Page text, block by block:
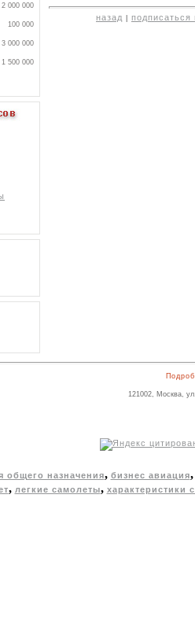
2 000 000
100 000
3 000 000
1 500 000
назад подписаться
121002, Москва,
общего назначения, бизнес авиация
, легкие самолеты, характеристики